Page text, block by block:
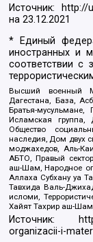
Источник: http://
на23.12.2021
* Единый
иностранных и
соответствии с
Высший военный
Дагестана, База,
Братья-
Исламская группа,
Общество
наследия, Дом двух
моджахедов, Аль-
АБТО, Правый
аш-Шам, Народное
Аллаха Субхану уа
Тавхида Валь-
исломи,
Хайят Тахрир аш-
Источник:
organizacii-i-